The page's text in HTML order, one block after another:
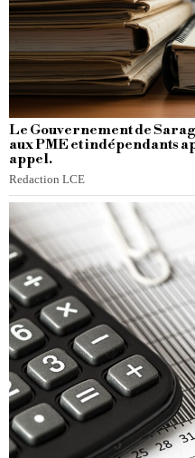
Le Gouvernement de
aux PME et indépendants
appel.
Redaction LCE